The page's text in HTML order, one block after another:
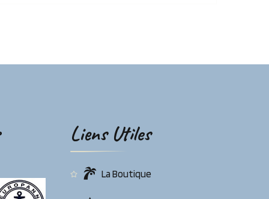
Liens Utiles
La Boutique